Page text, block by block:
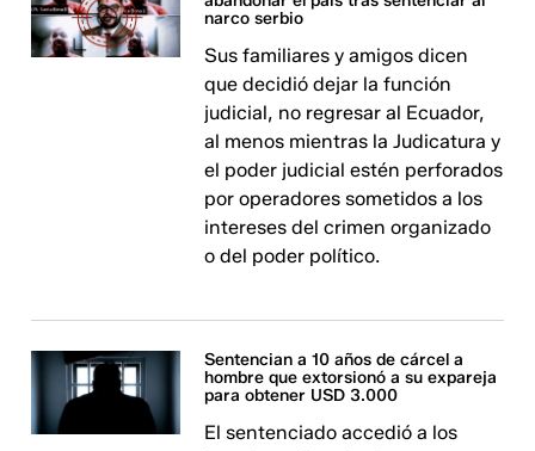
narco serbio
Sus familiares y amigos dicen
que decidió dejar la función
judicial, no regresar al Ecuador,
al menos mientras la Judicatura y
el poder judicial estén perforados
por operadores sometidos a los
intereses del crimen organizado
o del poder político.
Sentencian a 10 años de cárcel a
hombre que extorsionó a su expareja
para obtener USD 3.000
El sentenciado accedió a los